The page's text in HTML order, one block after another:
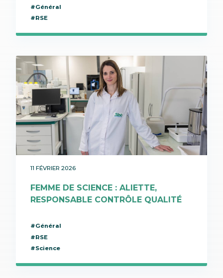
#Général
#RSE
11 FÉVRIER 2026
FEMME DE SCIENCE : ALIETTE,
RESPONSABLE CONTRÔLE QUALITÉ
#Général
#RSE
#Science